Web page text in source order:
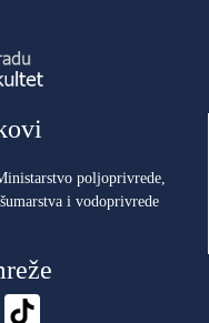
poljoprivrede,
šumarstva i vodoprivrede